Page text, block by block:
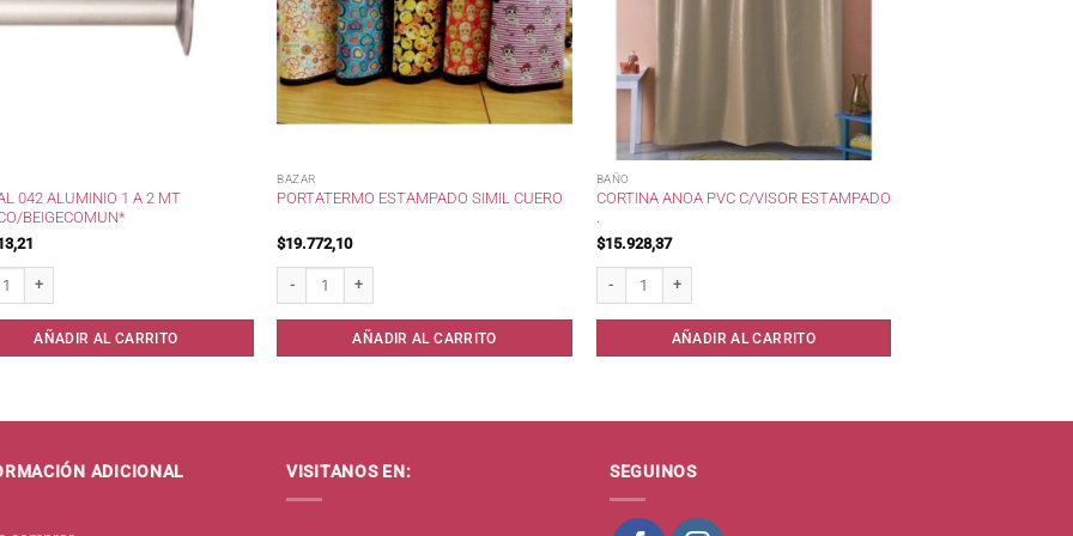
042 ALUMINIO 1 A 2 MT
BEIGECOMUN*
AÑADIR AL CARRITO
BAZAR
PORTATERMO ESTAMPADO SIMIL CUERO
$19.772,10
AÑADIR AL CARRITO
BAÑO
CORTINA ANOA PVC C/VISOR ESTAMPADO
$15.928,37
AÑADIR AL CARRITO
ADICIONAL VISITANOS EN: SEGUINOS